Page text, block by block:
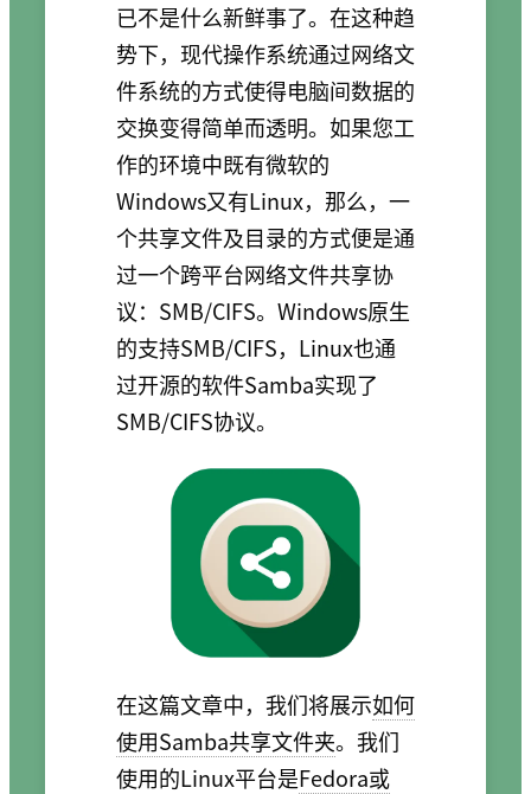
已不是什么新鲜事了。在这种趋
势下，现代操作系统通过网络文
件系统的方式使得电脑间数据的
交换变得简单而透明。如果您工
作的环境中既有微软的
Windows又有Linux，那么，一
个共享文件及目录的方式便是通
过一个跨平台网络文件共享协
议：SMB/CIFS。Windows原生
的支持SMB/CIFS，Linux也通
过开源的软件Samba实现了
SMB/CIFS协议。
在这篇文章中，我们将展示如何
使用Samba共享文件夹。我们
使用的Linux平台是Fedora或